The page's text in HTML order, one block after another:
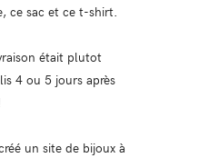
ce sac et ce t-shirt.
était plutot
4 ou 5 jours après
un site de bijoux à